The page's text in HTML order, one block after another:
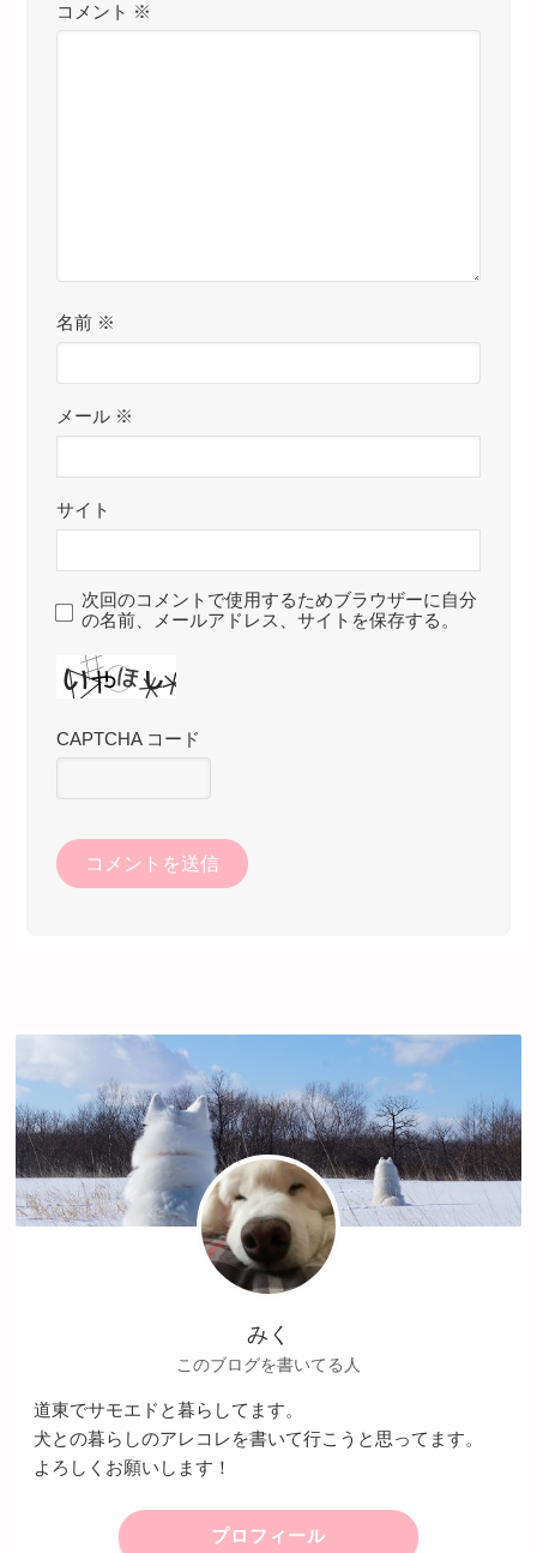
コメント ※
名前 ※
メール ※
サイト
次回のコメントで使用するためブラウザーに自分
の名前、メールアドレス、サイトを保存する。
CAPTCHA コード
みく
このブログを書いてる人
道東でサモエドと暮らしてます。
犬との暮らしのアレコレを書いて行こうと思ってます。
よろしくお願いします！
プロフィール